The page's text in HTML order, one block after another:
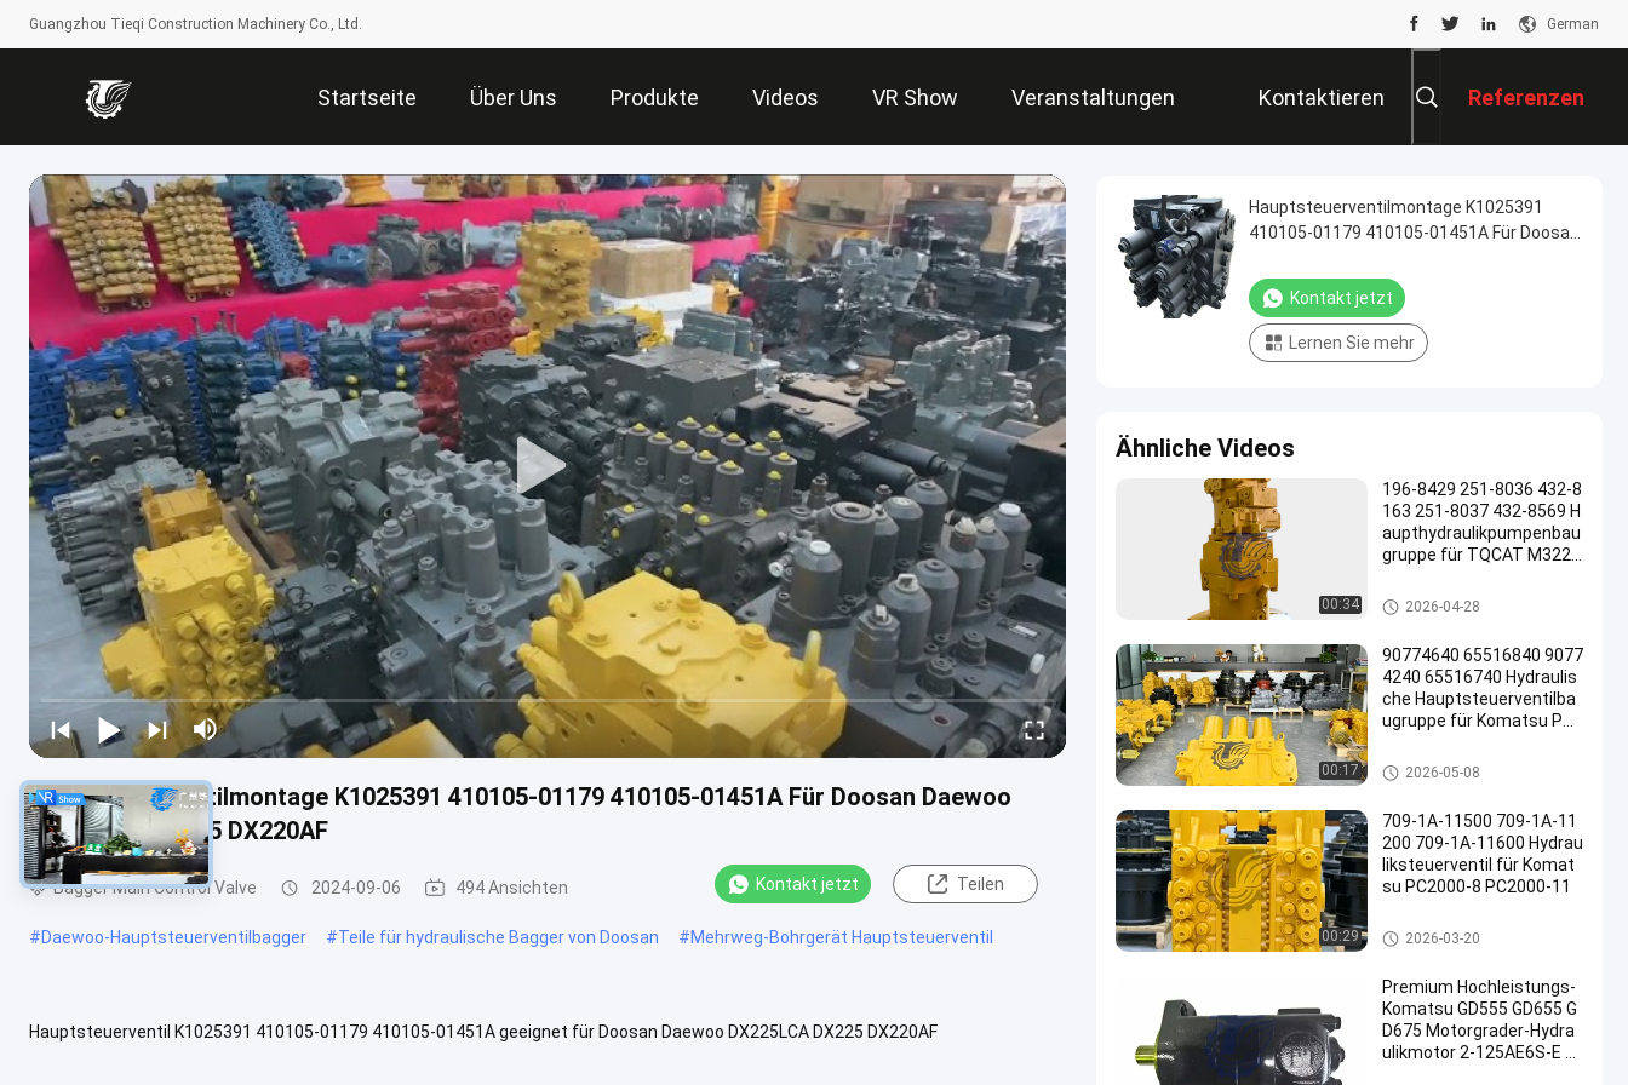
Guangzhou Tieqi Construction Machinery Co., Ltd. German
Startseite Über Uns Produkte Videos VR Show Veranstaltungen Kontaktieren
Sie Uns
Referenzen
Hauptsteuerventilmontage K1025391 410105-01179 410105-01451A Für Doosan Daewoo
DX225LCA DX225 DX220AF
Bagger Main Control Valve 2024-09-06 494 Ansichten Kontakt jetzt Teilen
#Daewoo-Hauptsteuerventilbagger #Teile für hydraulische Bagger von Doosan #Mehrweg-Bohrgerät Hauptsteuerventil
Hauptsteuerventil K1025391 410105-01179 410105-01451A geeignet für Doosan Daewoo DX225LCA DX225 DX220AF
Hauptsteuerventilmontage K1025391
410105-01179 410105-01451A Für Doosan
Kontakt jetzt
Lernen Sie mehr
Ähnliche Videos
00:34
196-8429 251-8036 432-8
163 251-8037 432-8569 H
aupthydraulikpumpenbau
gruppe für TQCAT M322D
Hochleistungsersatzteile
Bagger Hydraulic Pump
2026-04-28
00:17
90774640 65516840 9077
4240 65516740 Hydraulis
che Hauptsteuerventilba
ugruppe für Komatsu PC3
uper Large Mining Ersatzt
eile
Bagger Main Control Valve
2026-05-08
00:29
709-1A-11500 709-1A-11
200 709-1A-11600 Hydrau
liksteuerventil für Komat
su PC2000-8 PC2000-11
Bagger Main Control Valve
2026-03-20
Premium Hochleistungs-
Komatsu GD555 GD655 G
D675 Motorgrader-Hydra
ulikmotor 2-125AE6S-E 2